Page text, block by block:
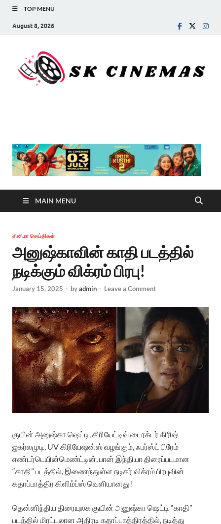
TOP MENU
August 8, 2026
MAIN MENU
சினிமா செய்திகள்
அனுஷ்காவின் காதி படத்தில்
நடிக்கும் விக்ரம் பிரபு!
January 15, 2025 - byadmin - Leave a Comment
குயின் அனுஷ்கா ஷெட்டி, கிரியேட்டிவ் டைரக்டர் கிரிஷ்
ஜகர்லமுடி, UV கிரியேஷன்ஸ் வழங்கும், ஃபர்ஸ்ட் பிரேம்
எண்டர்டெயின்மெண்ட்டின், பான் இந்தியா திரைப்படமான
“காதி” படத்தில், இணைந்துள்ள நடிகர் விக்ரம் பிரபுவின்
கதாப்பாத்திர கிளிம்ப்ஸ் வெளியானது!
தென்னிந்திய திரையுலக குயின் அனுஷ்கா ஷெட்டி “காதி”
படத்தில் மிரட்டலான அதிரடி கதாப்பாத்திரத்தில், நடித்து